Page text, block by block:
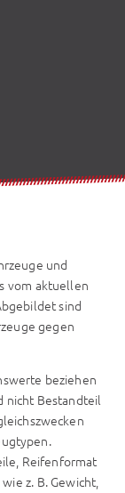
und
vom aktuellen
sind
gegen
beziehen
nicht Bestandteil
Reifenformat
z. B. Gewicht,